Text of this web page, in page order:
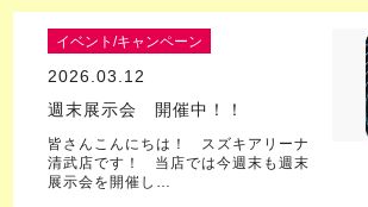
イベント/キャンペーン
2026.03.12
週末展示会 開催中！！
皆さんこんにちは！ スズキアリーナ
清武店です！ 当店では今週末も週末
展示会を開催し…